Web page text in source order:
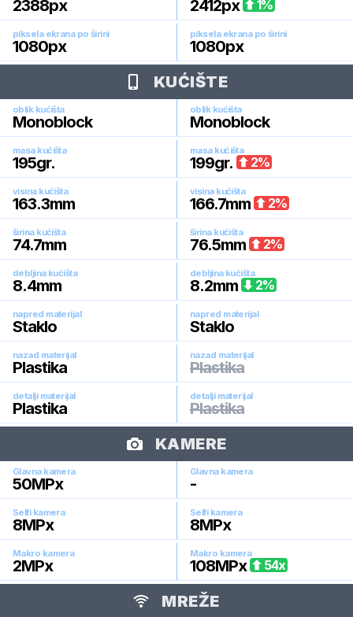
2388px 2412px 1%
piksela ekrana po širini
1080px
piksela ekrana po širini
1080px
KUĆIŠTE
oblik kućišta
Monoblock
oblik kućišta
Monoblock
masa kućišta
195gr.
masa kućišta
199gr. 2%
visina kućišta
163.3mm
visina kućišta
166.7mm 2%
širina kućišta
74.7mm
širina kućišta
76.5mm 2%
debljina kućišta
8.4mm
debljina kućišta
8.2mm 2%
napred materijal
Staklo
napred materijal
Staklo
nazad materijal
Plastika
nazad materijal
Plastika
detalji materijal
Plastika
detalji materijal
Plastika
KAMERE
Glavna kamera
50MPx
Glavna kamera
-
Selfi kamera
8MPx
Selfi kamera
8MPx
Makro kamera
2MPx
Makro kamera
108MPx 54x
MREŽE